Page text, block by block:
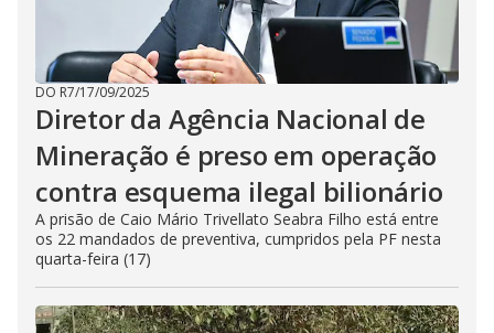
DO R7/17/09/2025
Diretor da Agência Nacional de
Mineração é preso em operação
contra esquema ilegal bilionário
A prisão de Caio Mário Trivellato Seabra Filho está entre
os 22 mandados de preventiva, cumpridos pela PF nesta
quarta-feira (17)